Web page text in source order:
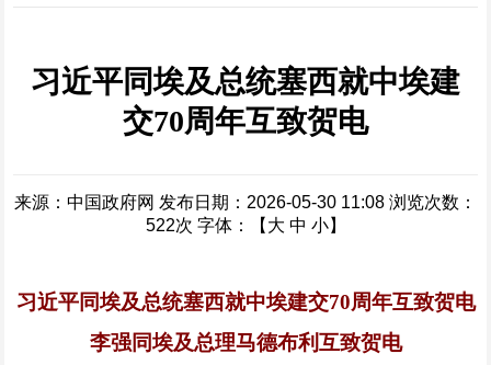
习近平同埃及总统塞西就中埃建
交70周年互致贺电
来源：中国政府网 发布日期：2026-05-30 11:08 浏览次数：
522次 字体：【 大 中 小】
习近平同埃及总统塞西就中埃建交70周年互致贺电
李强同埃及总理马德布利互致贺电